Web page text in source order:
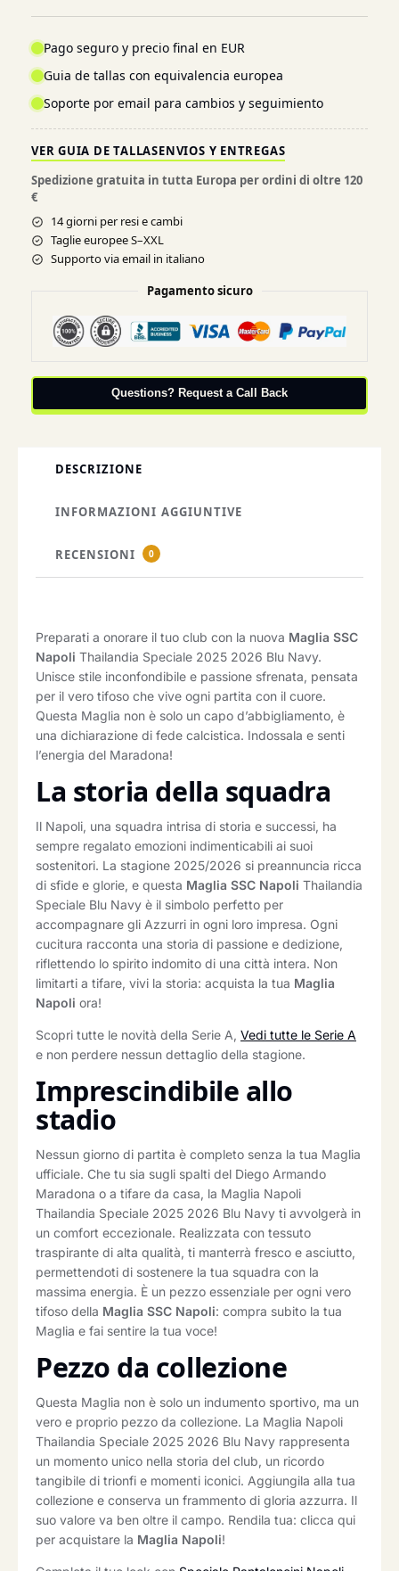
Pago seguro y precio final en EUR
Guia de tallas con equivalencia europea
Soporte por email para cambios y seguimiento
VER GUIA DE TALLASENVIOS Y ENTREGAS
Spedizione gratuita in tutta Europa per ordini di oltre 120
€
14 giorni per resi e cambi
Taglie europee S–XXL
Supporto via email in italiano
Pagamento sicuro
Questions? Request a Call Back
DESCRIZIONE
INFORMAZIONI AGGIUNTIVE
RECENSIONI 0
Preparati a onorare il tuo club con la nuova Maglia SSC
Napoli Thailandia Speciale 2025 2026 Blu Navy.
Unisce stile inconfondibile e passione sfrenata, pensata
per il vero tifoso che vive ogni partita con il cuore.
Questa Maglia non è solo un capo d’abbigliamento, è
una dichiarazione di fede calcistica. Indossala e senti
l’energia del Maradona!
La storia della squadra
Il Napoli, una squadra intrisa di storia e successi, ha
sempre regalato emozioni indimenticabili ai suoi
sostenitori. La stagione 2025/2026 si preannuncia ricca
di sfide e glorie, e questa Maglia SSC Napoli Thailandia
Speciale Blu Navy è il simbolo perfetto per
accompagnare gli Azzurri in ogni loro impresa. Ogni
cucitura racconta una storia di passione e dedizione,
riflettendo lo spirito indomito di una città intera. Non
limitarti a tifare, vivi la storia: acquista la tua Maglia
Napoli ora!
Scopri tutte le novità della Serie A, Vedi tutte le Serie A
e non perdere nessun dettaglio della stagione.
Imprescindibile allo
stadio
Nessun giorno di partita è completo senza la tua Maglia
ufficiale. Che tu sia sugli spalti del Diego Armando
Maradona o a tifare da casa, la Maglia Napoli
Thailandia Speciale 2025 2026 Blu Navy ti avvolgerà in
un comfort eccezionale. Realizzata con tessuto
traspirante di alta qualità, ti manterrà fresco e asciutto,
permettendoti di sostenere la tua squadra con la
massima energia. È un pezzo essenziale per ogni vero
tifoso della Maglia SSC Napoli: compra subito la tua
Maglia e fai sentire la tua voce!
Pezzo da collezione
Questa Maglia non è solo un indumento sportivo, ma un
vero e proprio pezzo da collezione. La Maglia Napoli
Thailandia Speciale 2025 2026 Blu Navy rappresenta
un momento unico nella storia del club, un ricordo
tangibile di trionfi e momenti iconici. Aggiungila alla tua
collezione e conserva un frammento di gloria azzurra. Il
suo valore va ben oltre il campo. Rendila tua: clicca qui
per acquistare la Maglia Napoli!